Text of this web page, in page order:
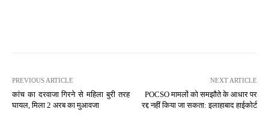
PREVIOUS ARTICLE
कांच का दरवाजा गिरने से महिला बुरी तरह
घायल, मिला 2 अरब का मुआवजा
NEXT ARTICLE
POCSO मामलों को समझौते के आधार पर
रद्द नहीं किया जा सकता: इलाहाबाद हाईकोर्ट